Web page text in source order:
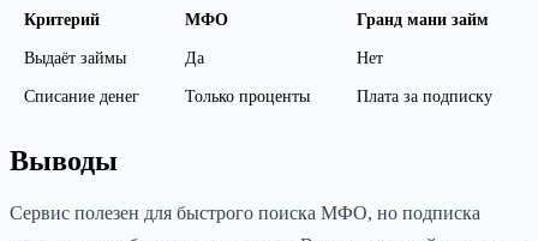
Критерий МФО Гранд мани займ
Выдаёт займы Да Нет
Списание денег Только проценты Плата за подписку
Выводы
Сервис полезен для быстрого поиска МФО, но подписка